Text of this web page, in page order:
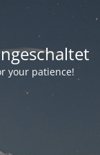
your patience!